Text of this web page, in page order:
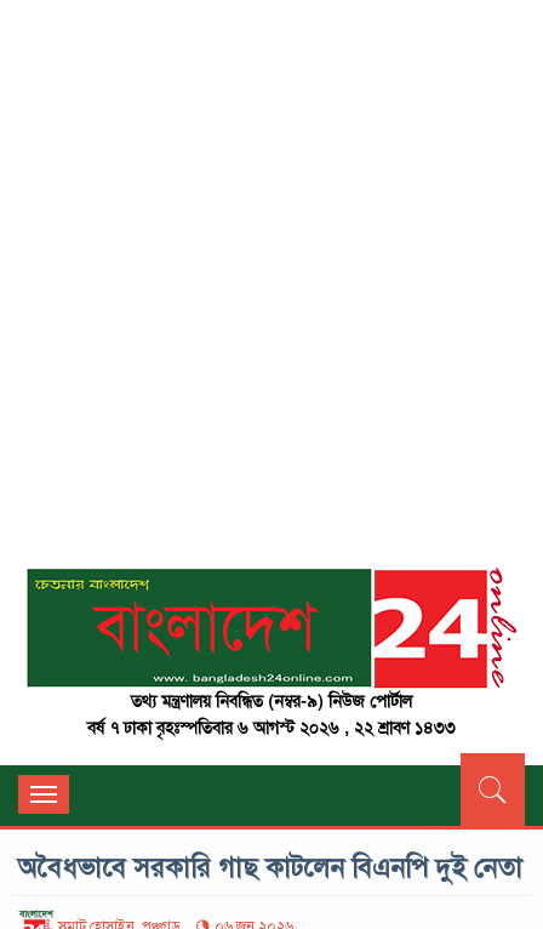
তথ্য মন্ত্রণালয় নিবন্ধিত (নম্বর-৯) নিউজ পোর্টাল
বর্ষ ৭ ঢাকা বৃহঃস্পতিবার ৬ আগস্ট ২০২৬ , ২২ শ্রাবণ ১৪৩৩
Toggle
navigation
অবৈধভাবে সরকারি গাছ কাটলেন বিএনপি দুই নেতা